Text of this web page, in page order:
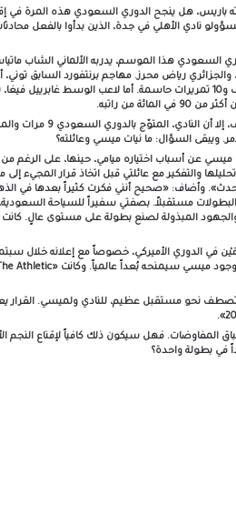
هل ينجح الدوري السعودي هذه المرة في
ما يأمله مسؤولو نادي الأهلي في جدة، الذين بدأوا
والجزائري رياض محرز. مهاجم برنتفورد السابق
الدوري السعودي بـ23 هدفاً، في حين أضاف محرز 8 أهداف و10 تمريرات حاسمة. أما لاعب
من راتبه.
التفاصيل المالية للمفاوضات
ويبقى السؤال: ما نيات ميسي وعائلته؟
كشف ميسي عن أسباب اختياره ميامي، حينها، على
والتفكير مع عائلتي قبل اتخاذ قرار المجيء إلى
وأضاف: «صحيح أنني فكرت كثيراً بعدها في
مستقبلاً. بصفتي سفيراً للسياحة
المبذولة لصنع بطولة على مستوى عالٍ. كانت
في الدوري الأميركي، خصوصاً مع إعلانه خلال
نحو مستقبل عظيم، للنادي ولميسي. القرار يعود
المفاوضات. فهل سيكون ذلك كافياً لإقناع النجم
في بطولة واحدة؟